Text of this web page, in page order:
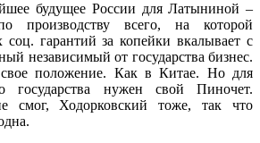
будущее России для Латыниной –
производству всего, на которой
соц. гарантий за копейки вкалывает с
независимый от государства бизнес.
свое положение. Как в Китае. Но для
государства нужен свой Пиночет.
смог, Ходорковский тоже, так что